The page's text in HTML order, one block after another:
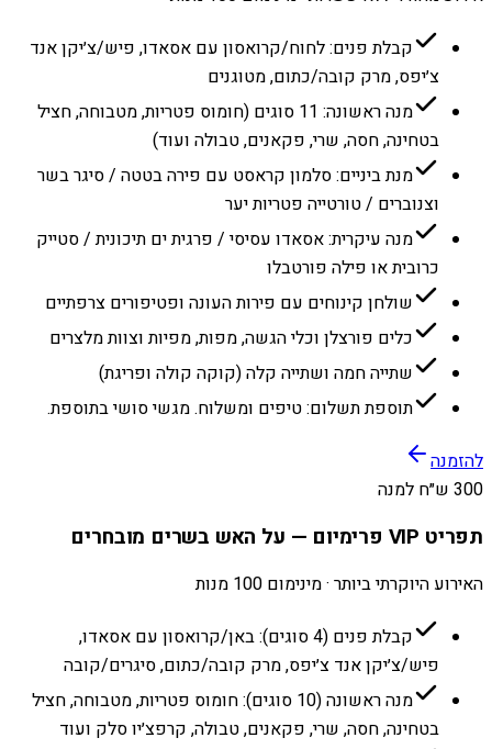
קבלת פנים: לחוח/קרואסון עם אסאדו, פיש/צ׳יקן אנד
צ׳יפס, מרק קובה/כתום, מטוגנים
מנה ראשונה: 11 סוגים (חומוס פטריות, מטבוחה, חציל
בטחינה, חסה, שרי, פקאנים, טבולה ועוד)
מנת ביניים: סלמון קראסט עם פירה בטטה / סיגר בשר
וצנוברים / טורטייה פטריות יער
מנה עיקרית: אסאדו עסיסי / פרגית ים תיכונית / סטייק
כרובית או פילה פורטבלו
שולחן קינוחים עם פירות העונה ופטיפורים צרפתיים
כלים פורצלן וכלי הגשה, מפות, מפיות וצוות מלצרים
שתייה חמה ושתייה קלה (קוקה קולה ופריגת)
תוספת תשלום: טיפים ומשלוח. מגשי סושי בתוספת.
להזמנה
300 ש״ח למנה
תפריט VIP פרימיום — על האש בשרים מובחרים
האירוע היוקרתי ביותר · מינימום 100 מנות
קבלת פנים (4 סוגים): באן/קרואסון עם אסאדו,
פיש/צ׳יקן אנד צ׳יפס, מרק קובה/כתום, סיגרים/קובה
מנה ראשונה (10 סוגים): חומוס פטריות, מטבוחה, חציל
בטחינה, חסה, שרי, פקאנים, טבולה, קרפצ׳יו סלק ועוד